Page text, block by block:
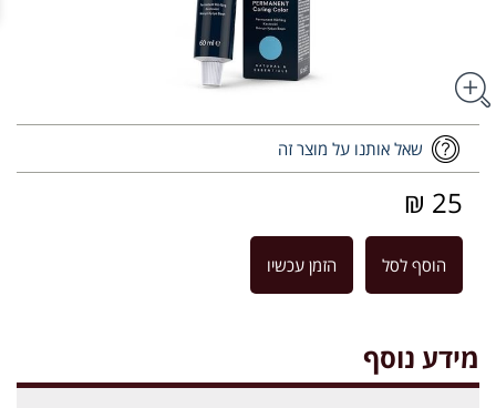
שאל אותנו על מוצר זה
25 ₪
הוסף לסל הזמן עכשיו
מידע נוסף